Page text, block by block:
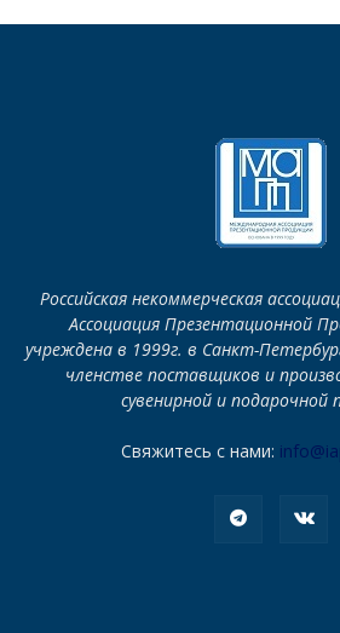
Российская некоммерческая
Ассоциация Презентационной
учреждена в 1999г. в Санкт-
членстве поставщиков и
сувенирной и подарочной
Свяжитесь с нами: